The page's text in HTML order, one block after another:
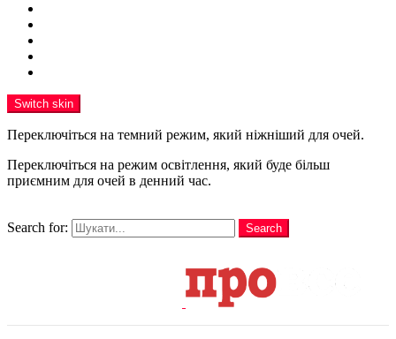
Switch skin
Переключіться на темний режим, який ніжніший для очей.
Переключіться на режим освітлення, який буде більш
приємним для очей в денний час.
Search for:
Search